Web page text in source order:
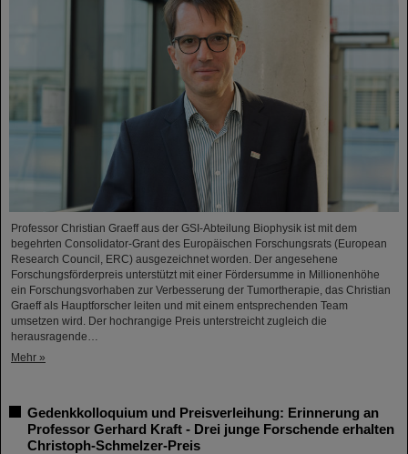
Professor Christian Graeff aus der GSI-Abteilung Biophysik ist mit dem
begehrten Consolidator-Grant des Europäischen Forschungsrats (European
Research Council, ERC) ausgezeichnet worden. Der angesehene
Forschungsförderpreis unterstützt mit einer Fördersumme in Millionenhöhe
ein Forschungsvorhaben zur Verbesserung der Tumortherapie, das Christian
Graeff als Hauptforscher leiten und mit einem entsprechenden Team
umsetzen wird. Der hochrangige Preis unterstreicht zugleich die
herausragende…
Mehr »
Gedenkkolloquium und Preisverleihung: Erinnerung an
Professor Gerhard Kraft - Drei junge Forschende erhalten
Christoph-Schmelzer-Preis